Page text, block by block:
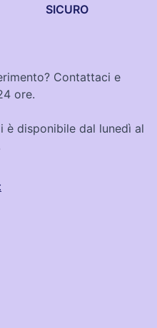
SICURO
Contattaci e
ore.
è disponibile dal lunedì al